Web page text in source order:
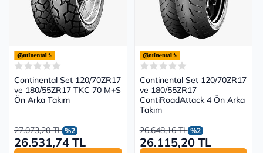
Continental Set 120/70ZR17
ve 180/55ZR17 TKC 70 M+S
Ön Arka Takım
27.073,20 TL %2
26.531,74 TL
Continental Set 120/70ZR17
ve 180/55ZR17
ContiRoadAttack 4 Ön Arka
Takım
26.648,16 TL %2
26.115,20 TL